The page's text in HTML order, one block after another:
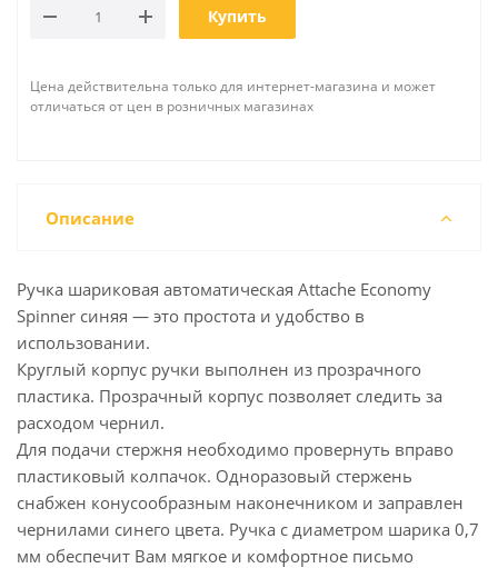
Купить
Цена действительна только для интернет-магазина и может
отличаться от цен в розничных магазинах
Описание
Ручка шариковая автоматическая Attache Economy
Spinner синяя — это простота и удобство в
использовании.
Круглый корпус ручки выполнен из прозрачного
пластика. Прозрачный корпус позволяет следить за
расходом чернил.
Для подачи стержня необходимо провернуть вправо
пластиковый колпачок. Одноразовый стержень
снабжен конусообразным наконечником и заправлен
чернилами синего цвета. Ручка с диаметром шарика 0,7
мм обеспечит Вам мягкое и комфортное письмо